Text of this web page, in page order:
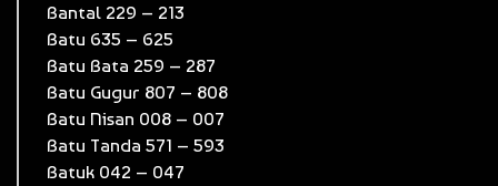
Bantal 229 – 213
Batu 635 – 625
Batu Bata 259 – 287
Batu Gugur 807 – 808
Batu Nisan 008 – 007
Batu Tanda 571 – 593
Batuk 042 – 047